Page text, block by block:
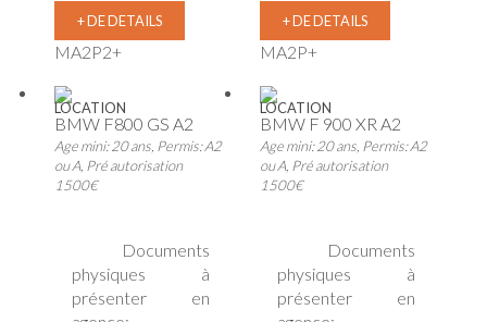
+ DE DETAILS
MA2P2+
+ DE DETAILS
MA2P+
LOCATION
BMW F800 GS A2
Age mini: 20 ans, Permis: A2
ou A, Pré autorisation
1500€
Documents
physiques à
présenter en
LOCATION
BMW F 900 XR A2
Age mini: 20 ans, Permis: A2
ou A, Pré autorisation
1500€
Documents
physiques à
présenter en